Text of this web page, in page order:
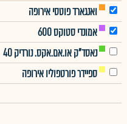
ואנגארד פוטסי אירופה
אמונדי סטוקס 600
נאסד"ק או.אם.אקס. נורדיק 40
ספיידר פורטפוליו אירופה